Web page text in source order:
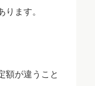
ます。
額が違うこと